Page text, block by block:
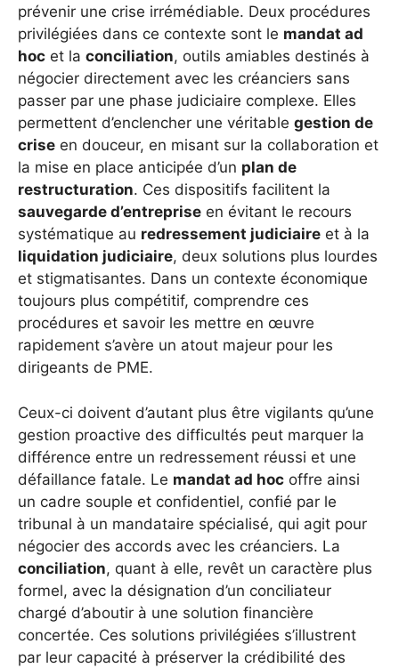
prévenir une crise irrémédiable. Deux procédures
privilégiées dans ce contexte sont le mandat ad
hoc et la conciliation, outils amiables destinés à
négocier directement avec les créanciers sans
passer par une phase judiciaire complexe. Elles
permettent d’enclencher une véritable gestion de
crise en douceur, en misant sur la collaboration et
la mise en place anticipée d’un plan de
restructuration. Ces dispositifs facilitent la
sauvegarde d’entreprise en évitant le recours
systématique au redressement judiciaire et à la
liquidation judiciaire, deux solutions plus lourdes
et stigmatisantes. Dans un contexte économique
toujours plus compétitif, comprendre ces
procédures et savoir les mettre en œuvre
rapidement s’avère un atout majeur pour les
dirigeants de PME.
Ceux-ci doivent d’autant plus être vigilants qu’une
gestion proactive des difficultés peut marquer la
différence entre un redressement réussi et une
défaillance fatale. Le mandat ad hoc offre ainsi
un cadre souple et confidentiel, confié par le
tribunal à un mandataire spécialisé, qui agit pour
négocier des accords avec les créanciers. La
conciliation, quant à elle, revêt un caractère plus
formel, avec la désignation d’un conciliateur
chargé d’aboutir à une solution financière
concertée. Ces solutions privilégiées s’illustrent
par leur capacité à préserver la crédibilité des